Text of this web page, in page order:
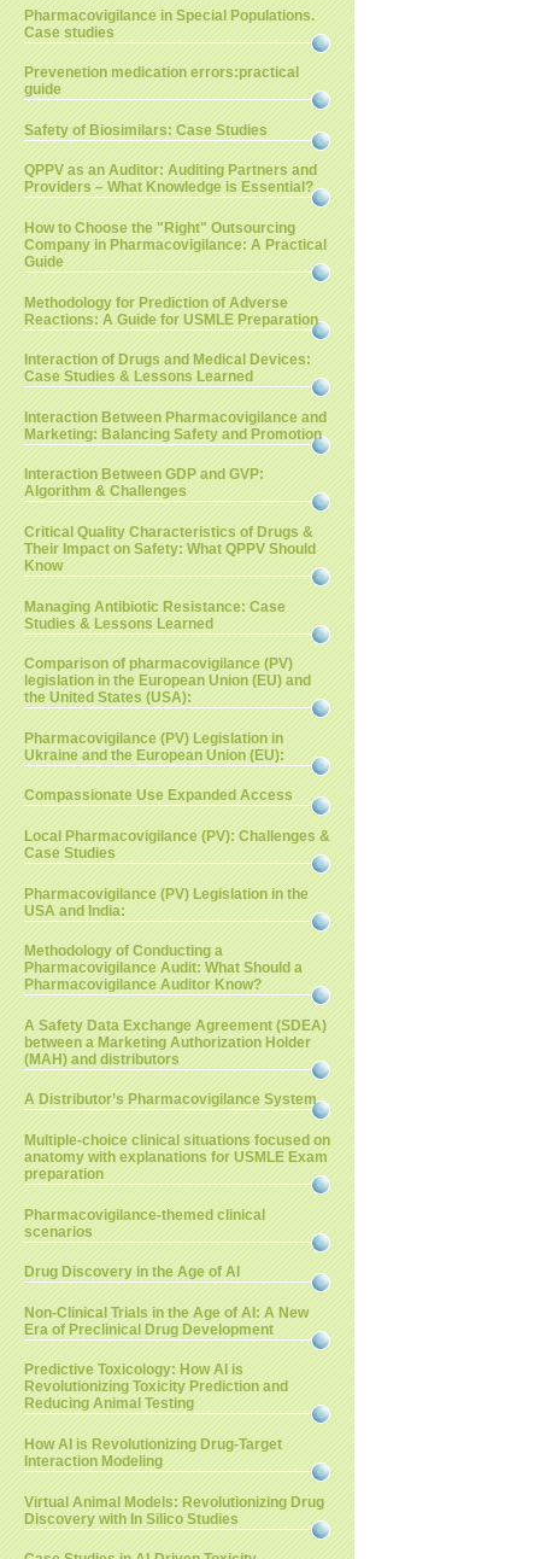
Pharmacovigilance in Special Populations.
Case studies
Prevenetion medication errors:practical
guide
Safety of Biosimilars: Case Studies
QPPV as an Auditor: Auditing Partners and
Providers – What Knowledge is Essential?
How to Choose the "Right" Outsourcing
Company in Pharmacovigilance: A Practical
Guide
Methodology for Prediction of Adverse
Reactions: A Guide for USMLE Preparation
Interaction of Drugs and Medical Devices:
Case Studies & Lessons Learned
Interaction Between Pharmacovigilance and
Marketing: Balancing Safety and Promotion
Interaction Between GDP and GVP:
Algorithm & Challenges
Critical Quality Characteristics of Drugs &
Their Impact on Safety: What QPPV Should
Know
Managing Antibiotic Resistance: Case
Studies & Lessons Learned
Comparison of pharmacovigilance (PV)
legislation in the European Union (EU) and
the United States (USA):
Pharmacovigilance (PV) Legislation in
Ukraine and the European Union (EU):
Compassionate Use Expanded Access
Local Pharmacovigilance (PV): Challenges &
Case Studies
Pharmacovigilance (PV) Legislation in the
USA and India:
Methodology of Conducting a
Pharmacovigilance Audit: What Should a
Pharmacovigilance Auditor Know?
A Safety Data Exchange Agreement (SDEA)
between a Marketing Authorization Holder
(MAH) and distributors
A Distributor’s Pharmacovigilance System
Multiple-choice clinical situations focused on
anatomy with explanations for USMLE Exam
preparation
Pharmacovigilance-themed clinical
scenarios
Drug Discovery in the Age of AI
Non-Clinical Trials in the Age of AI: A New
Era of Preclinical Drug Development
Predictive Toxicology: How AI is
Revolutionizing Toxicity Prediction and
Reducing Animal Testing
How AI is Revolutionizing Drug-Target
Interaction Modeling
Virtual Animal Models: Revolutionizing Drug
Discovery with In Silico Studies